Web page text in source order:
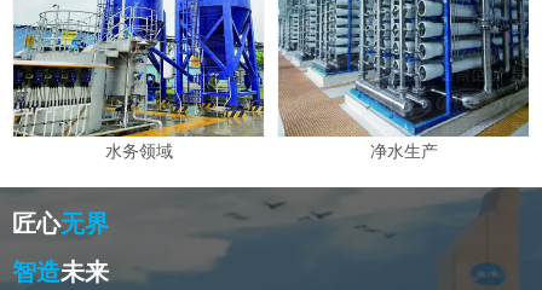
水务领域 净水生产
匠心无界
智造未来